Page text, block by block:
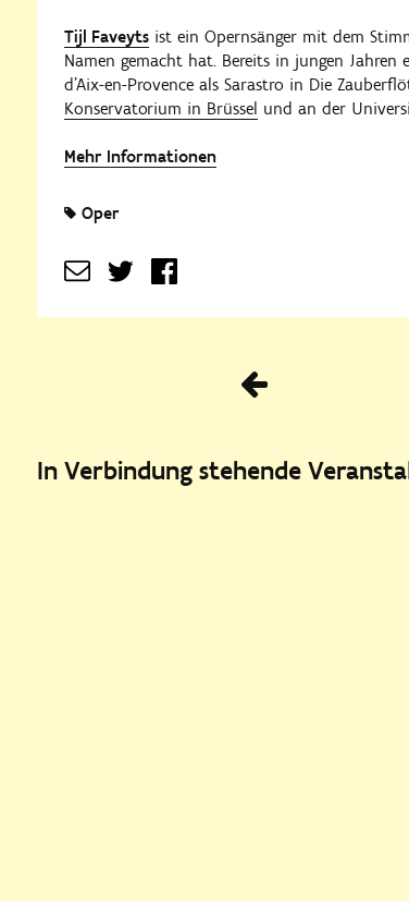
Tijl Faveyts ist ein Opernsänger mit dem
Namen gemacht hat. Bereits in jungen
d’Aix-en-Provence als Sarastro in Die
Konservatorium in Brüssel und an der
Mehr Informationen
Oper
In Verbindung stehende